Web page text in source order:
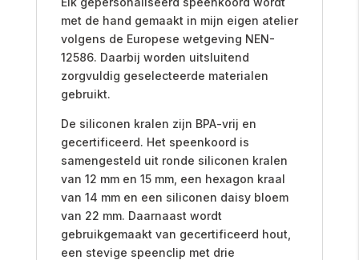
met de hand gemaakt in mijn eigen atelier
volgens de Europese wetgeving NEN-
12586. Daarbij worden uitsluitend
zorgvuldig geselecteerde materialen
gebruikt.
De siliconen kralen zijn BPA-vrij en
gecertificeerd. Het speenkoord is
samengesteld uit ronde siliconen kralen
van 12 mm en 15 mm, een hexagon kraal
van 14 mm en een siliconen daisy bloem
van 22 mm. Daarnaast wordt
gebruikgemaakt van gecertificeerd hout,
een stevige speenclip met drie